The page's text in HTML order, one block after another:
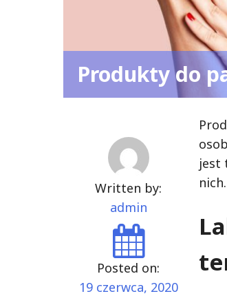
Produkty do
Written by:
admin
Posted on:
19 czerwca, 2020
jest
nich.